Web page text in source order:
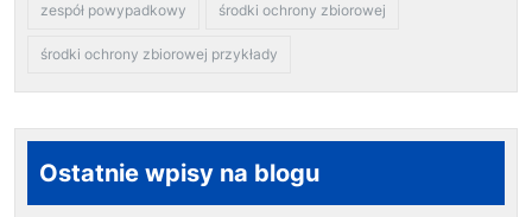
zespół powypadkowy środki ochrony zbiorowej
środki ochrony zbiorowej przykłady
Ostatnie wpisy na blogu